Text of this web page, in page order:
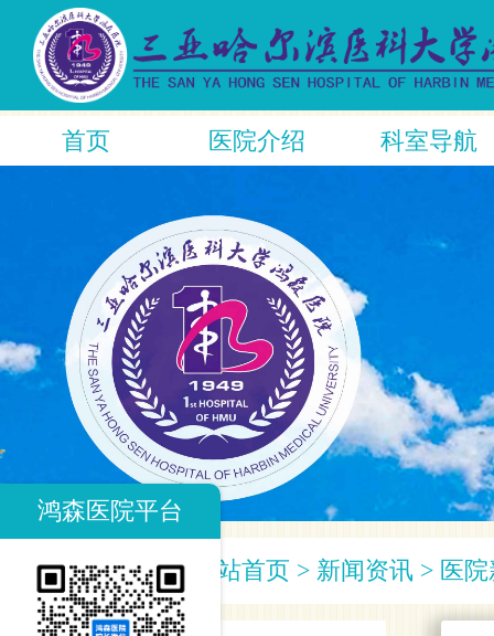
首页 医院介绍 科室导航
您当前的位置： 网站首页 > 新闻资讯 > 医
鸿森医院平台